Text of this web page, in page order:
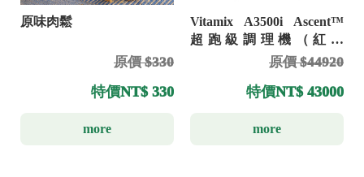
原味肉鬆
原價 $330
特價NT$ 330
more
Vitamix A3500i Ascent™
超跑級調理機（紅）
原價 $44920
特價NT$ 43000
more